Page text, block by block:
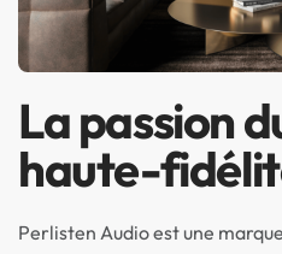
La passion
haute-
Perlisten Audio est une